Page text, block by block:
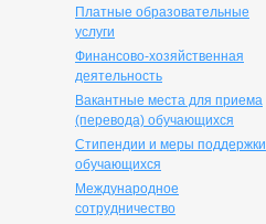
Платные образовательные
услуги
Финансово-хозяйственная
деятельность
Вакантные места для приема
(перевода) обучающихся
Стипендии и меры поддержки
обучающихся
Международное
сотрудничество